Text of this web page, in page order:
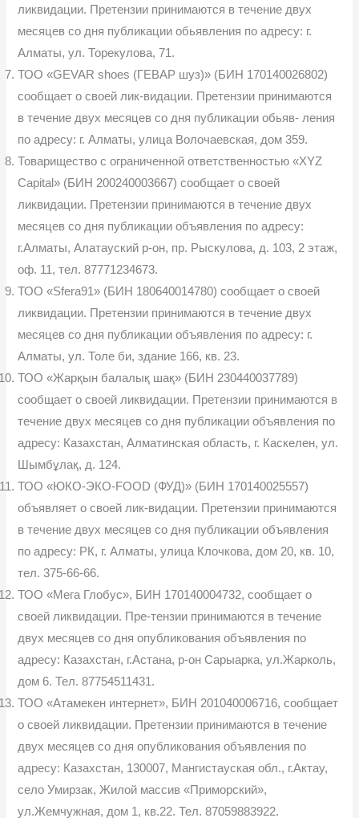
ликвидации. Претензии принимаются в течение двух
месяцев со дня публикации обьявления по адресу: г.
Алматы, ул. Торекулова, 71.
ТОО «GEVAR shoes (ГЕВАР шуз)» (БИН 170140026802)
сообщает о своей лик-видации. Претензии принимаются
в течение двух месяцев со дня публикации обьяв- ления
по адресу: г. Алматы, улица Волочаевская, дом 359.
Товарищество с ограниченной ответственностью «XYZ
Capital» (БИН 200240003667) сообщает о своей
ликвидации. Претензии принимаются в течение двух
месяцев со дня публикации объявления по адресу:
г.Алматы, Алатауский р-он, пр. Рыскулова, д. 103, 2 этаж,
оф. 11, тел. 87771234673.
ТОО «Sfera91» (БИН 180640014780) сообщает о своей
ликвидации. Претензии принимаются в течение двух
месяцев со дня публикации объявления по адресу: г.
Алматы, ул. Толе би, здание 166, кв. 23.
ТОО «Жарқын балалық шақ» (БИН 230440037789)
сообщает о своей ликвидации. Претензии принимаются в
течение двух месяцев со дня публикации объявления по
адресу: Казахстан, Алматинская область, г. Каскелен, ул.
Шымбұлақ, д. 124.
ТОО «ЮКО-ЭКО-FOOD (ФУД)» (БИН 170140025557)
объявляет о своей лик-видации. Претензии принимаются
в течение двух месяцев со дня публикации объявления
по адресу: РК, г. Алматы, улица Клочкова, дом 20, кв. 10,
тел. 375-66-66.
ТОО «Мега Глобус», БИН 170140004732, сообщает о
своей ликвидации. Пре-тензии принимаются в течение
двух месяцев со дня опубликования объявления по
адресу: Казахстан, г.Астана, р-он Сарыарка, ул.Жарколь,
дом 6. Тел. 87754511431.
ТОО «Атамекен интернет», БИН 201040006716, сообщает
о своей ликвидации. Претензии принимаются в течение
двух месяцев со дня опубликования объявления по
адресу: Казахстан, 130007, Мангистауская обл., г.Актау,
село Умирзак, Жилой массив «Приморский»,
ул.Жемчужная, дом 1, кв.22. Тел. 87059883922.